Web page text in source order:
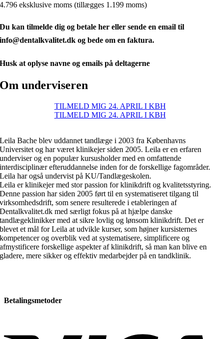
4.796 eksklusive moms (tillægges 1.199 moms)
Du kan tilmelde dig og betale her eller sende en email til
info@dentalkvalitet.dk og bede om en faktura.
Husk at oplyse navne og emails på deltagerne
Om underviseren
TILMELD MIG 24. APRIL I KBH
TILMELD MIG 24. APRIL I KBH
Leila Bache blev uddannet tandlæge i 2003 fra Københavns
Universitet og har været klinikejer siden 2005. Leila er en erfaren
underviser og en populær kursusholder med en omfattende
interdisciplinær efteruddannelse inden for de forskellige fagområder.
Leila har også undervist på KU/Tandlægeskolen.
Leila er klinikejer med stor passion for klinikdrift og kvalitetsstyring.
Denne passion har siden 2005 ført til en systematiseret tilgang til
virksomhedsdrift, som senere resulterede i etableringen af
Dentalkvalitet.dk med særligt fokus på at hjælpe danske
tandlægeklinikker med at sikre lovlig og lønsom klinikdrift. Det er
blevet et mål for Leila at udvikle kurser, som højner kursisternes
kompetencer og overblik ved at systematisere, simplificere og
afmystificere forskellige aspekter af klinikdrift, så man kan blive en
gladere, mere sikker og effektiv medarbejder på en tandklinik.
Betalingsmetoder